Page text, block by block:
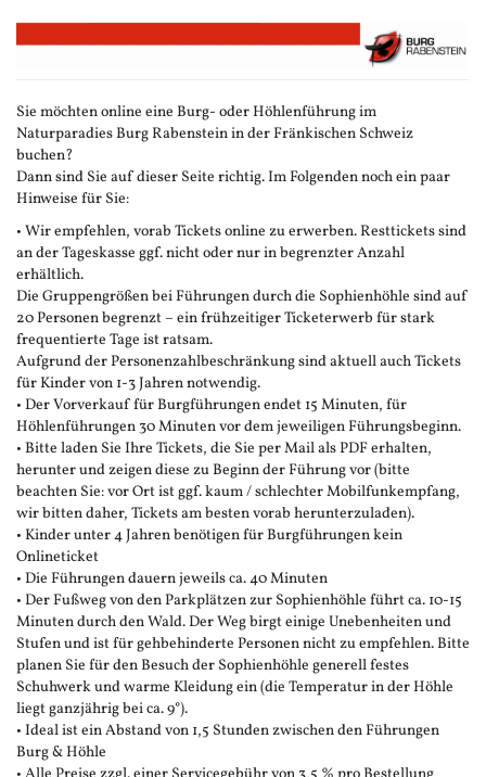
Zum
Haupt-
Sie möchten online eine Burg- oder Höhlenführung im
Naturparadies Burg Rabenstein in der Fränkischen Schweiz
buchen?
Dann sind Sie auf dieser Seite richtig. Im Folgenden noch ein paar
Hinweise für Sie:
• Wir empfehlen, vorab Tickets online zu erwerben. Resttickets sind
an der Tageskasse ggf. nicht oder nur in begrenzter Anzahl
erhältlich.
Die Gruppengrößen bei Führungen durch die Sophienhöhle sind auf
20 Personen begrenzt – ein frühzeitiger Ticketerwerb für stark
frequentierte Tage ist ratsam.
Aufgrund der Personenzahlbeschränkung sind aktuell auch Tickets
für Kinder von 1-3 Jahren notwendig.
• Der Vorverkauf für Burgführungen endet 15 Minuten, für
Höhlenführungen 30 Minuten vor dem jeweiligen Führungsbeginn.
• Bitte laden Sie Ihre Tickets, die Sie per Mail als PDF erhalten,
herunter und zeigen diese zu Beginn der Führung vor (bitte
beachten Sie: vor Ort ist ggf. kaum / schlechter Mobilfunkempfang,
wir bitten daher, Tickets am besten vorab herunterzuladen).
• Kinder unter 4 Jahren benötigen für Burgführungen kein
Onlineticket
• Die Führungen dauern jeweils ca. 40 Minuten
• Der Fußweg von den Parkplätzen zur Sophienhöhle führt ca. 10-15
Minuten durch den Wald. Der Weg birgt einige Unebenheiten und
Stufen und ist für gehbehinderte Personen nicht zu empfehlen. Bitte
planen Sie für den Besuch der Sophienhöhle generell festes
Schuhwerk und warme Kleidung ein (die Temperatur in der Höhle
liegt ganzjährig bei ca. 9°).
• Ideal ist ein Abstand von 1,5 Stunden zwischen den Führungen
Burg & Höhle